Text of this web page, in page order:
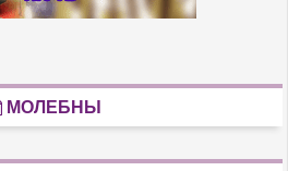
МОЛЕБНЫ